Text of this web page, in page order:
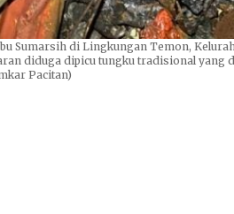
Sumarsih di Lingkungan Temon,
diduga dipicu tungku tradisional
Pacitan)